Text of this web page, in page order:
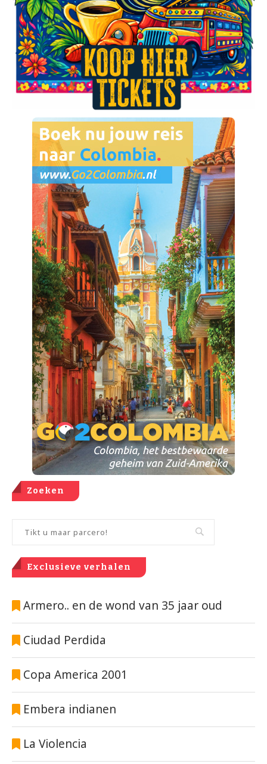
Zoeken
Exclusieve verhalen
Armero.. en de wond van 35 jaar oud
Ciudad Perdida
Copa America 2001
Embera indianen
La Violencia